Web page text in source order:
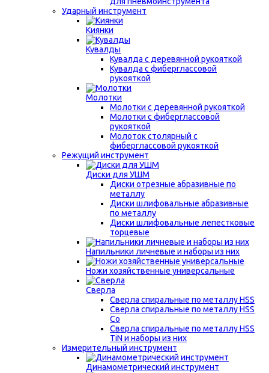
Ударный инструмент
Киянки
Кувалды
Кувалда с деревянной рукояткой
Кувалда с фиберглассовой
рукояткой
Молотки
Молотки с деревянной рукояткой
Молотки с фиберглассовой
рукояткой
Молоток столярный с
фиберглассовой рукояткой
Режущий инструмент
Диски для УШМ
Диски отрезные абразивные по
металлу
Диски шлифовальные абразивные
по металлу
Диски шлифовальные лепестковые
торцевые
Напильники личневые и наборы из них
Ножи хозяйственные универсальные
Сверла
Сверла спиральные по металлу HSS
Сверла спиральные по металлу HSS
Co
Сверла спиральные по металлу HSS
TiN и наборы из них
Измерительный инструмент
Динамометрический инструмент